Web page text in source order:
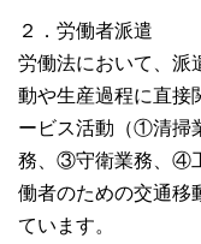
２．労働者派遣
労働法において、派
動や生産過程に直接
ービス活動（①清掃
務、③守衛業務、④
働者のための交通移
ています。